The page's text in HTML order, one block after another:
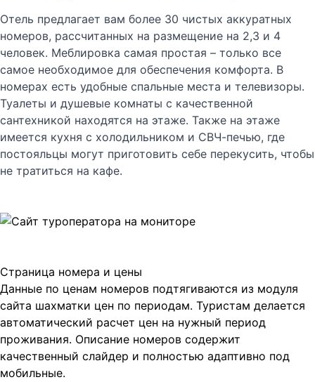
Отель предлагает вам более 30 чистых аккуратных
номеров, рассчитанных на размещение на 2,3 и 4
человек. Меблировка самая простая – только все
самое необходимое для обеспечения комфорта. В
номерах есть удобные спальные места и телевизоры.
Туалеты и душевые комнаты с качественной
сантехникой находятся на этаже. Также на этаже
имеется кухня с холодильником и СВЧ-печью, где
постояльцы могут приготовить себе перекусить, чтобы
не тратиться на кафе.
Страница номера и цены
Данные по ценам номеров подтягиваются из модуля
сайта шахматки цен по периодам. Туристам делается
автоматический расчет цен на нужный период
проживания. Описание номеров содержит
качественный слайдер и полностью адаптивно под
мобильные.